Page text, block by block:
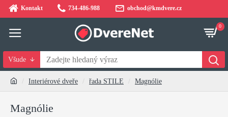
Kontakt 734-486-988 obchod@kmdvere.cz
0
Všude
Interiérové dveře řada STILE Magnólie
Magnólie